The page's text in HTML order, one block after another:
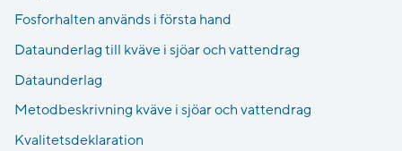
Fosforhalten används i första hand
Dataunderlag till kväve i sjöar och vattendrag
Dataunderlag
Metodbeskrivning kväve i sjöar och vattendrag
Kvalitetsdeklaration